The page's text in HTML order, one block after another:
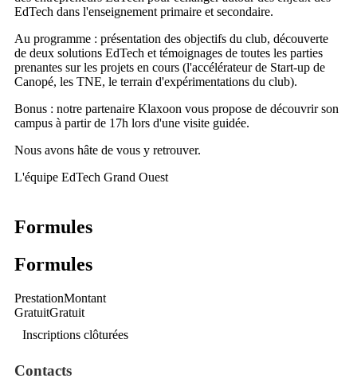
EdTech dans l'enseignement primaire et secondaire.
Au programme : présentation des objectifs du club, découverte
de deux solutions EdTech et témoignages de toutes les parties
prenantes sur les projets en cours (l'accélérateur de Start-up de
Canopé, les TNE, le terrain d'expérimentations du club).
Bonus : notre partenaire Klaxoon vous propose de découvrir son
campus à partir de 17h lors d'une visite guidée.
Nous avons hâte de vous y retrouver.
L'équipe EdTech Grand Ouest
Formules
Formules
PrestationMontant
GratuitGratuit
Inscriptions clôturées
Contacts